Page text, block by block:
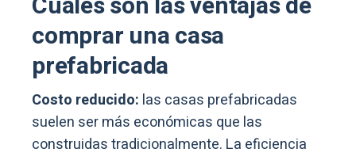
comprar una casa
prefabricada
Costo reducido: las casas prefabricadas
suelen ser más económicas que las
construidas tradicionalmente. La eficiencia